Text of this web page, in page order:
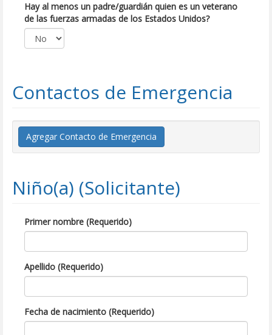
Hay al menos un padre/guardián quien es un veterano
de las fuerzas armadas de los Estados Unidos?
Contactos de Emergencia
Agregar Contacto de Emergencia
Niño(a) (Solicitante)
Primer nombre (Requerido)
Apellido (Requerido)
Fecha de nacimiento (Requerido)